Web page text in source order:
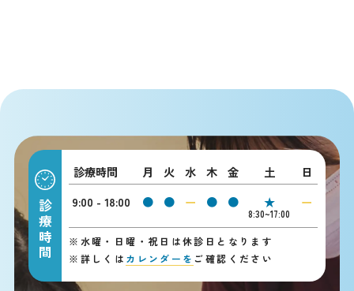
診療時間
診療時間 月 火 水 木 金 土
日
9:00 - 18:00
● ● ー ● ● ★
8:30~17:00
ー
※ 水曜・日曜・祝日は休診日となります
※ 詳しくは カレンダーを ご確認ください